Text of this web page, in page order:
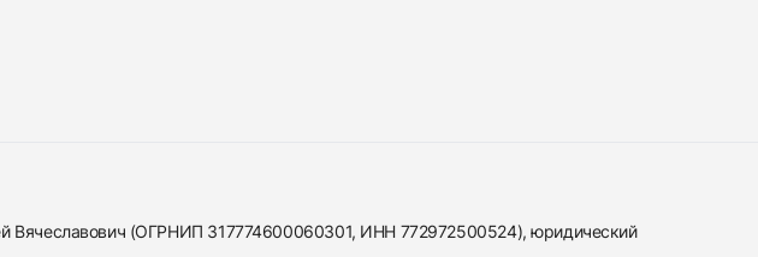
Вячеславович (ОГРНИП 317774600060301, ИНН 772972500524), юридический